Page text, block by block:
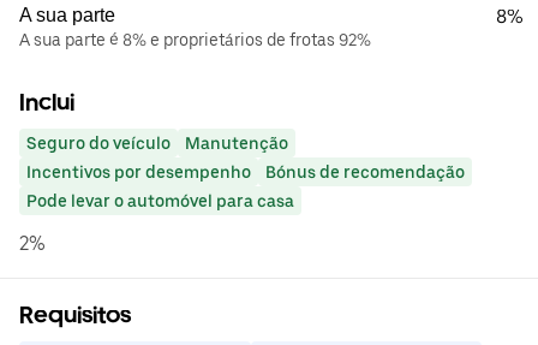
A sua parte
A sua parte é 8% e proprietários de frotas 92%
8%
Inclui
Seguro do veículo
Manutenção
Incentivos por desempenho
Bónus de recomendação
Pode levar o automóvel para casa
2%
Requisitos